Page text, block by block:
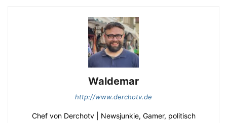
Waldemar
http://www.derchotv.de
Chef von Derchotv | Newsjunkie, Gamer, politisch